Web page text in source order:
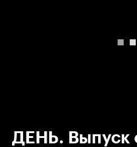
ДЕНЬ. Выпуск